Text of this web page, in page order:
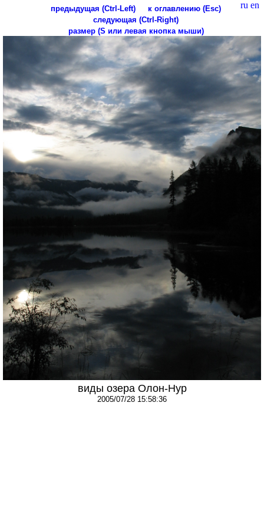
ru en
предыдущая (Ctrl-Left)
к оглавлению (Esc)
следующая (Ctrl-Right)
размер (S или левая кнопка мыши)
виды озера Олон-Нур
2005/07/28 15:58:36